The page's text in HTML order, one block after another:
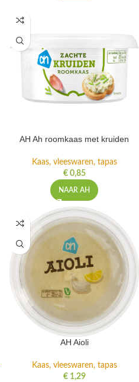
AH Ah roomkaas met kruiden
Kaas, vleeswaren, tapas
€0,85
NAAR AH
AH Aioli
Kaas, vleeswaren, tapas
€1,29